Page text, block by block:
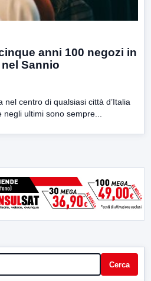
anni 100 negozi in
Sannio
centro di qualsiasi città d’Italia
ultimi sono sempre...
Cerca